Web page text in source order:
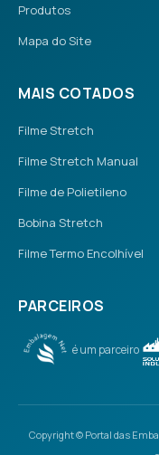
Produtos
Mapa do Site
MAIS COTADOS
Filme Stretch
Filme Stretch Manual
Filme de Polietileno
Bobina Stretch
Filme Termo Encolhível
PARCEIROS
é um parceiro
Copyright © Portal das